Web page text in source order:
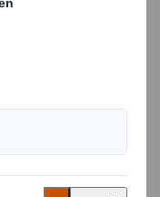
DS Smith sai
palkintoa.